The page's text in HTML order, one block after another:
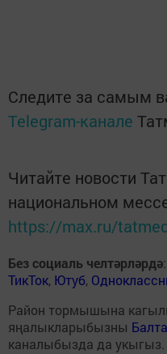
Следите за самым
Telegram-канале
Читайте новости
национальном
https://max.ru/
Без социаль челтәрләрдә:
ТикТок, Ютуб,
Район тормышына
яңалыкларыбызны
каналыбызда да укыгыз.